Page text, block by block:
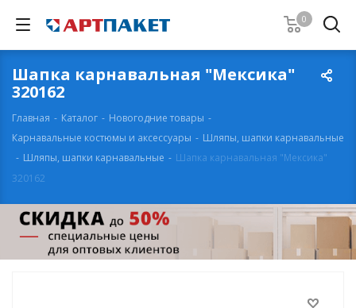
0
Шапка карнавальная "Мексика"
320162
Главная - Каталог - Новогодние товары -
Карнавальные костюмы и аксессуары - Шляпы, шапки карнавальные
- Шляпы, шапки карнавальные - Шапка карнавальная "Мексика"
320162